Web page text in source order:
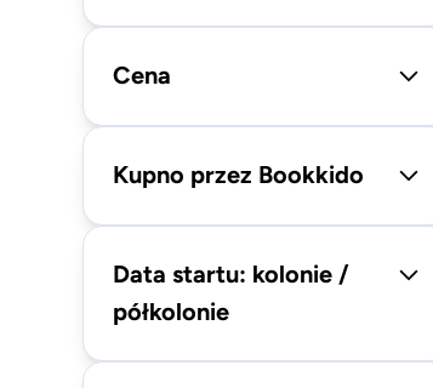
Cena
Kupno przez Bookkido
Data startu: kolonie /
półkolonie